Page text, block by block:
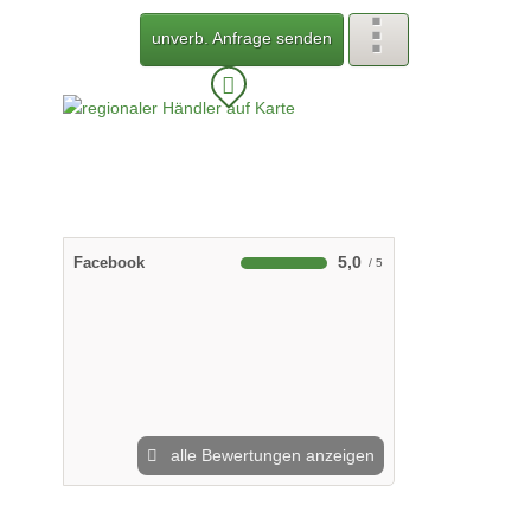
unverb. Anfrage senden
Facebook 5,0
alle Bewertungen anzeigen